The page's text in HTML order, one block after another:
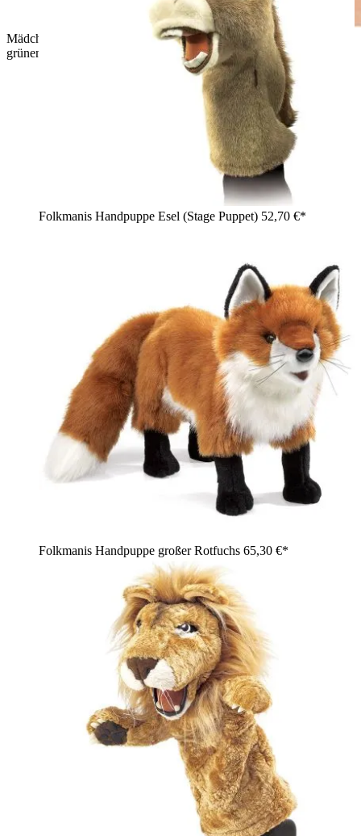
Mädchen hält Folkmanis Handpuppe kleine Schildkröte mit
grünem Panzer und Plüschkopf in beiden Händen
Folkmanis Handpuppe Esel (Stage Puppet) 52,70 €*
Folkmanis Handpuppe großer Rotfuchs 65,30 €*